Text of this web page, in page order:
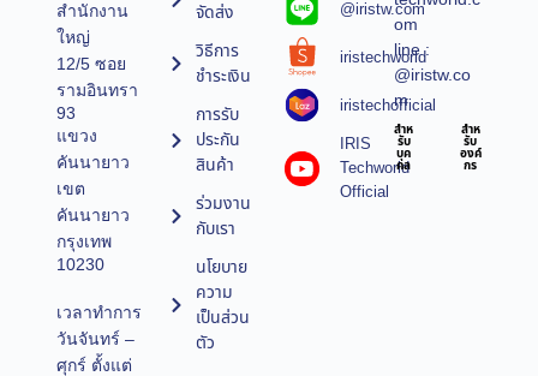
สำนักงาน
ใหญ่
12/5 ซอย
รามอินทรา
93
แขวง
คันนายาว
เขต
คันนายาว
กรุงเทพ
10230
เวลาทำการ
วันจันทร์ –
ศุกร์ ตั้งแต่
จัดส่ง
วิธีการ
ชำระเงิน
การรับ
ประกัน
สินค้า
ร่วมงาน
กับเรา
นโยบาย
ความ
เป็นส่วน
ตัว
@iristw.com
iristechworld
iristechofficial
IRIS
Techworld
Official
om
line :
@iristw.co
m
สำห
รับ
บุค
คล
สำห
รับ
องค์
กร